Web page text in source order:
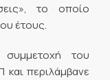
το οποίο
έτους.
του
περιλάμβανε